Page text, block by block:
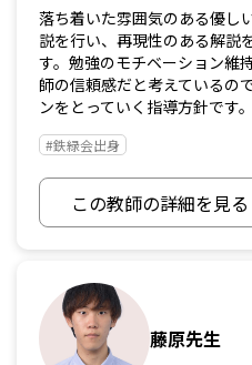
落ち着いた雰囲気のある優し
説を行い、再現性のある解説
す。勉強のモチベーション維
師の信頼感だと考えているの
ンをとっていく指導方針です。
#鉄緑会出身
この教師の詳細を見る
藤原先生